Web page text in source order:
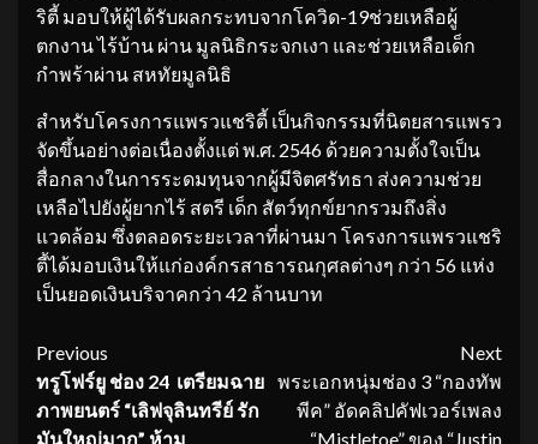
ริตี้ มอบให้ผู้ได้รับผลกระทบจากโควิด-19ช่วยเหลือผู้
ตกงาน ไร้บ้าน ผ่าน มูลนิธิกระจกเงา และช่วยเหลือเด็ก
กำพร้าผ่าน สหทัยมูลนิธิ
สำหรับโครงการแพรวแชริตี้ เป็นกิจกรรมที่นิตยสารแพรว
จัดขึ้นอย่างต่อเนื่องตั้งแต่ พ.ศ. 2546 ด้วยความตั้งใจเป็น
สื่อกลางในการระดมทุนจากผู้มีจิตศรัทธา ส่งความช่วย
เหลือไปยังผู้ยากไร้ สตรี เด็ก สัตว์ทุกข์ยากรวมถึงสิ่ง
แวดล้อม ซึ่งตลอดระยะเวลาที่ผ่านมา โครงการแพรวแชริ
ตี้ได้มอบเงินให้แก่องค์กรสาธารณกุศลต่างๆ กว่า 56 แห่ง
เป็นยอดเงินบริจาคกว่า 42 ล้านบาท
Continue
Reading
Previous
ทรูโฟร์ยู ช่อง 24 เตรียมฉาย
ภาพยนตร์ “เลิฟจุลินทรีย์ รัก
มันใหญ่มาก” ห้าม
Next
พระเอกหนุ่มช่อง 3 “กองทัพ
พีค” อัดคลิปคัฟเวอร์เพลง
“Mistletoe” ของ “Justin